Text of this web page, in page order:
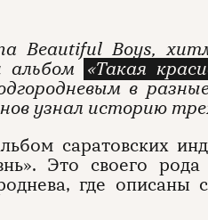
Beautiful Boys,
альбом «Такая
в
узнал историю
саратовских
Это своего
где описаны